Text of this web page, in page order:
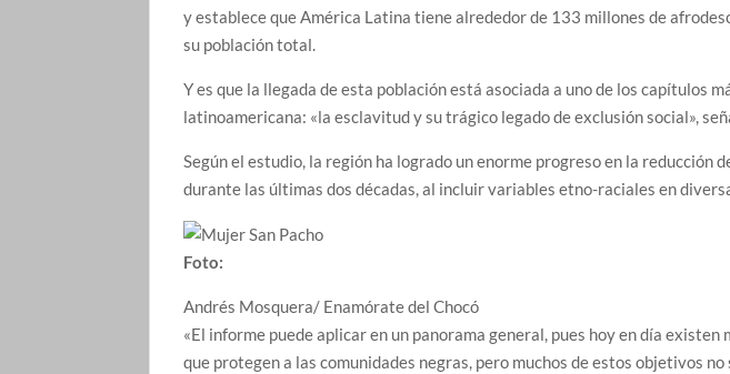
y establece que América Latina tiene alrededor de 133 millones de
su población total.
Y es que la llegada de esta población está asociada a uno de los capítulos
latinoamericana: «la esclavitud y su trágico legado de exclusión social»,
Según el estudio, la región ha logrado un enorme progreso en la reducción
durante las últimas dos décadas, al incluir variables etno-raciales en
Foto:
Andrés Mosquera/ Enamórate del Chocó
«El informe puede aplicar en un panorama general, pues hoy en día
que protegen a las comunidades negras, pero muchos de estos objetivos